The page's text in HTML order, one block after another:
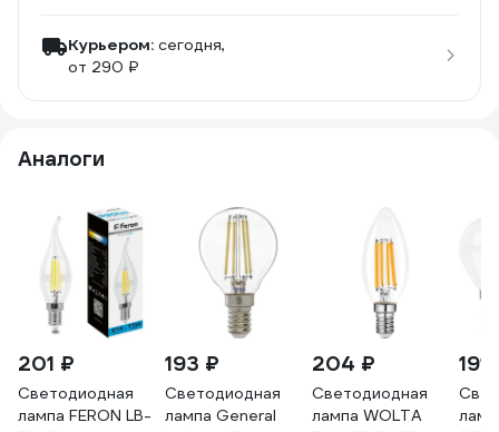
Курьером: сегодня,
от 290 ₽
Аналоги
201 ₽
Светодиодная
лампа FERON LB-
193 ₽
Светодиодная
лампа General
204 ₽
Светодиодная
лампа WOLTA
191